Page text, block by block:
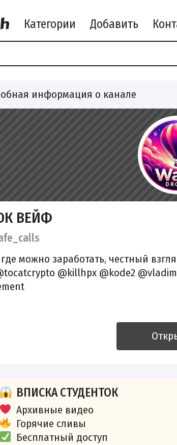
Категории Добавить
информация о канале
ВЕЙФ
можно заработать, честный
@killhpx @kode2
ВПИСКА СТУДЕНТОК
Архивные видео
Горячие сливы
Бесплатный доступ